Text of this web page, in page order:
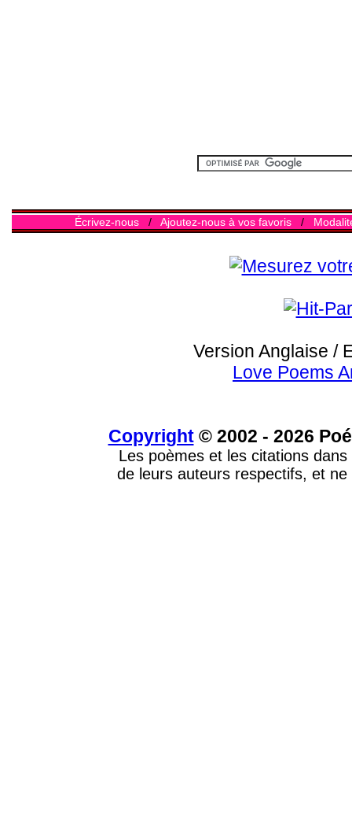
Écrivez-nous/ Ajoutez-nous à vos favoris/
Version Anglaise /
Love Poems
Copyright© 2002 - 2026
Les poèmes et les citations
de leurs auteurs respectifs, et